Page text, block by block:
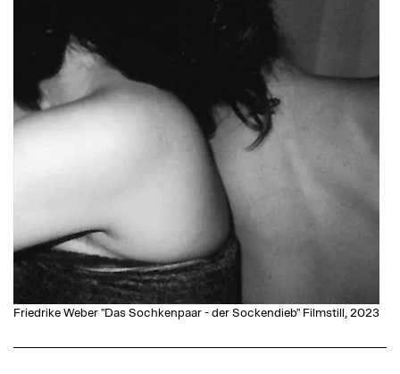
Friedrike Weber "Das Sochkenpaar - der Sockendieb" Filmstill, 2023